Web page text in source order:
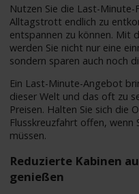
Suche
Nutzen Sie die Last-
Alltagstrott endlich zu
entspannen zu können. Mit
werden Sie nicht nur eine
sondern sparen auch noch
Ein Last-Minute-Angebot
dieser Welt und das oft zu
Preisen. Halten Sie sich die
Flusskreuzfahrt offen, wenn
müssen.
Reduzierte Kabinen
genießen